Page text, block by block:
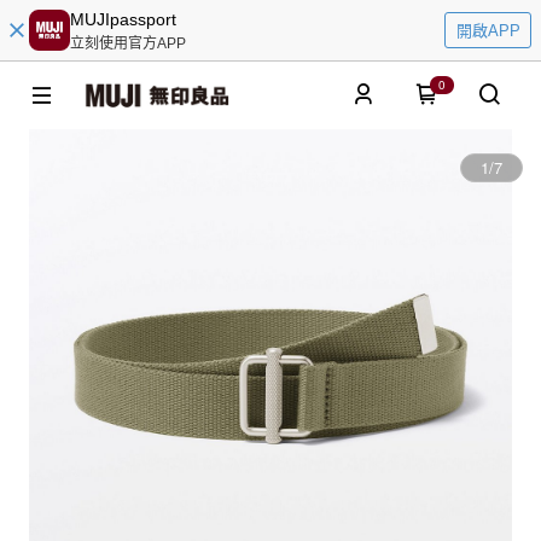
MUJIpassport
立刻使用官方APP
開啟APP
0
1/7